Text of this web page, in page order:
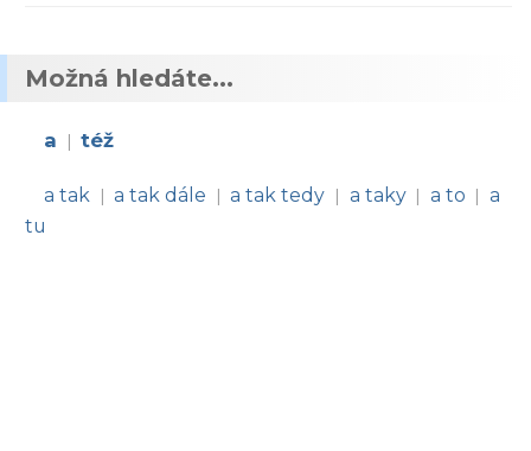
Možná hledáte...
a | též
a tak | a tak dále | a tak tedy | a taky | a to | a
tu